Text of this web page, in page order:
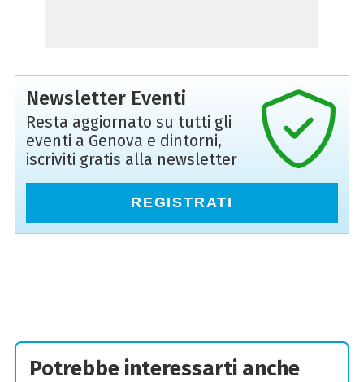
Newsletter Eventi
Resta aggiornato su tutti gli
eventi a Genova e dintorni,
iscriviti gratis alla newsletter
REGISTRATI
Potrebbe interessarti anche